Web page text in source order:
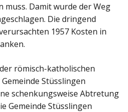
muss. Damit wurde der Weg
Die dringend
1957 Kosten in
römisch-katholischen
Stüsslingen
schenkungsweise Abtretung
Gemeinde Stüsslingen